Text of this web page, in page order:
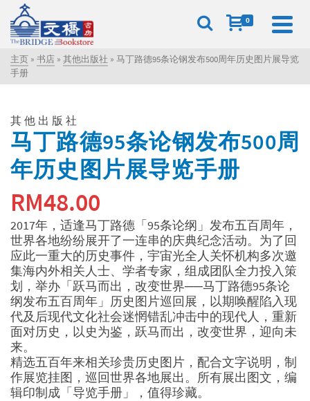
0
主页 » 书店 » 其他出版社 » 马丁路德95条论钢发布500周年历史图片展导览
手册
其他出版社
马丁路德95条论钢发布500周
年历史图片展导览手册
RM48.00
2017年，适逢马丁路德「95条论纲」发布五百周年，
世界各地纷纷展开了一连串的庆典纪念活动。为了回
应此一重大的历史事件，宇宙光全人关怀机构多次邀
集海内外相关人士、学者专家，组成团队全力投入策
划，举办「跃马而出，改变世界──马丁路德95条论
纲发布五百周年」历史图片巡回展，以期唤醒陷入现
代及后现代文化社会迷惘错乱冲击中的现代人，重新
面对历史，以史为鉴，跃马而出，改变世界，迎向未
来。
精选五百年来相关珍贵历史图片，配合文字说明，制
作展览挂图，巡回世界各地展出。所有展出图文，编
辑印制成「导览手册」，值得珍藏。